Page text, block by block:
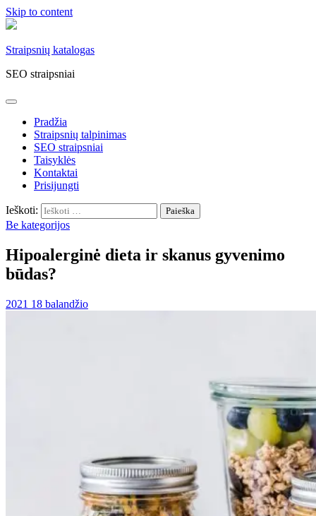
Skip to content
Straipsnių katalogas
SEO straipsniai
Pradžia
Straipsnių talpinimas
SEO straipsniai
Taisyklės
Kontaktai
Prisijungti
Ieškoti:
Be kategorijos
Hipoalerginė dieta ir skanus gyvenimo
būdas?
2021 18 balandžio